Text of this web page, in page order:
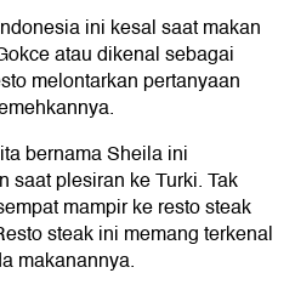
ini kesal saat makan
atau dikenal sebagai
melontarkan pertanyaan
bernama Sheila ini
saat plesiran ke Turki. Tak
mampir ke resto steak
steak ini memang terkenal
makanannya.